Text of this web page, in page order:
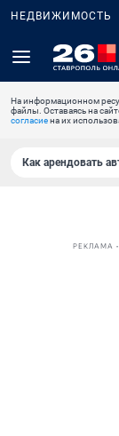
НЕДВИЖИМОСТЬ
На информационном
файлы. Оставаясь на
согласиена их
Как арендовать
РЕКЛАМА •